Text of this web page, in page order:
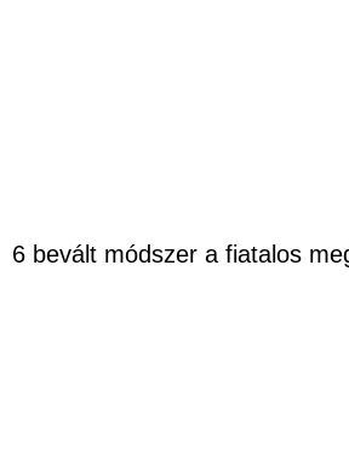
6 bevált módszer a fiatalos